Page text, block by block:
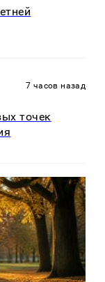
7 часов назад
точек